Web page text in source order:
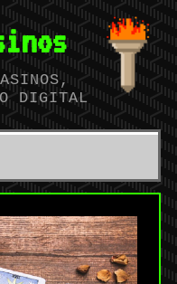
DIGITAL